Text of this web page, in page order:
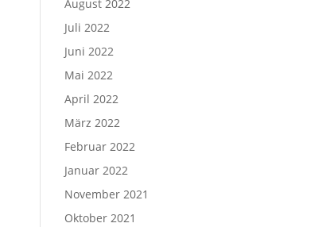
August 2022
Juli 2022
Juni 2022
Mai 2022
April 2022
März 2022
Februar 2022
Januar 2022
November 2021
Oktober 2021